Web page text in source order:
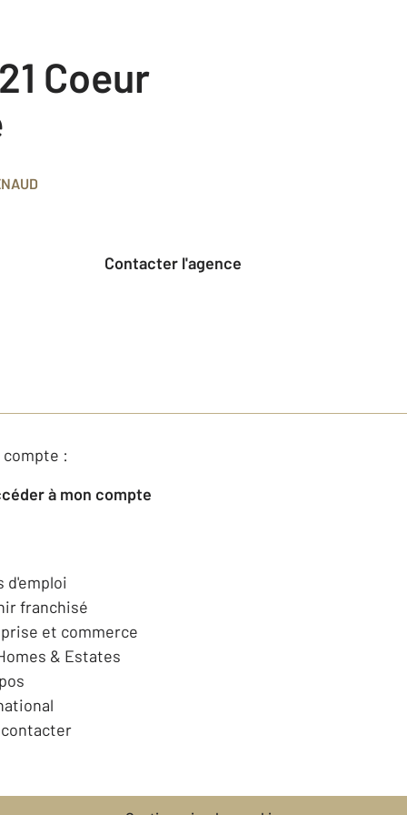
Contacter l'agence
:
à mon compte
d'emploi
franchisé
et commerce
& Estates